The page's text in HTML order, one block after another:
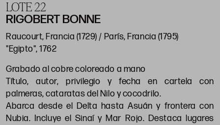
LOTE 22
RIGOBERT BONNE
Raucourt, Francia (1729) / París, Francia (1795)
"Egipto", 1762
Grabado al cobre coloreado a mano
Título, autor, privilegio y fecha en cartela con
palmeras, cataratas del Nilo y cocodrilo.
Abarca desde el Delta hasta Asuán y frontera con
Nubia. Incluye el Sinaí y Mar Rojo. Destaca lugares